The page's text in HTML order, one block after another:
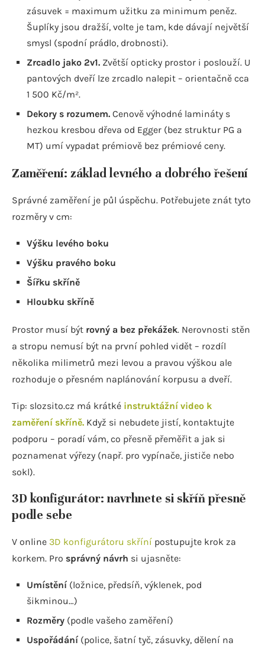
zásuvek = maximum užitku za minimum peněz.
Šuplíky jsou dražší, volte je tam, kde dávají největší
smysl (spodní prádlo, drobnosti).
Zrcadlo jako 2v1. Zvětší opticky prostor i poslouží. U
pantových dveří lze zrcadlo nalepit – orientačně cca
1 500 Kč/m².
Dekory s rozumem. Cenově výhodné lamináty s
hezkou kresbou dřeva od Egger (bez struktur PG a
MT) umí vypadat prémiově bez prémiové ceny.
Zaměření: základ levného a dobrého řešení
Správné zaměření je půl úspěchu. Potřebujete znát tyto
rozměry v cm:
Výšku levého boku
Výšku pravého boku
Šířku skříně
Hloubku skříně
Prostor musí být rovný a bez překážek. Nerovnosti stěn
a stropu nemusí být na první pohled vidět – rozdíl
několika milimetrů mezi levou a pravou výškou ale
rozhoduje o přesném naplánování korpusu a dveří.
Tip: slozsito.cz má krátké instruktážní video k
zaměření skříně. Když si nebudete jistí, kontaktujte
podporu – poradí vám, co přesně přeměřit a jak si
poznamenat výřezy (např. pro vypínače, jističe nebo
sokl).
3D konfigurátor: navrhnete si skříň přesně
podle sebe
V online 3D konfigurátoru skříní postupujte krok za
korkem. Pro správný návrh si ujasněte:
Umístění(ložnice, předsíň, výklenek, pod
šikminou…)
Rozměry (podle vašeho zaměření)
Uspořádání(police, šatní tyč, zásuvky, dělení na